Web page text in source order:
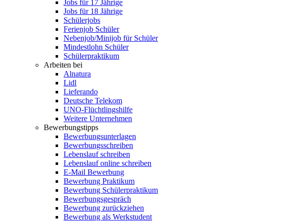
Jobs für 17 Jährige
Jobs für 18 Jährige
Schülerjobs
Ferienjob Schüler
Nebenjob/Minijob für Schüler
Mindestlohn Schüler
Schülerpraktikum
Arbeiten bei
Alnatura
Lidl
Lieferando
Deutsche Telekom
UNO-Flüchtlingshilfe
Weitere Unternehmen
Bewerbungstipps
Bewerbungsunterlagen
Bewerbungsschreiben
Lebenslauf schreiben
Lebenslauf online schreiben
E-Mail Bewerbung
Bewerbung Praktikum
Bewerbung Schülerpraktikum
Bewerbungsgespräch
Bewerbung zurückziehen
Bewerbung als Werkstudent